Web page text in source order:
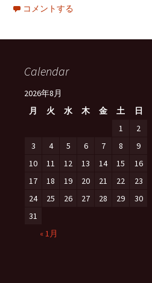
コメントする
Calendar
2026年8月
月
火 水 木 金 土
日
1
2
3
4 5 6 7 8
9
10
11 12 13 14 15
16
17
18 19 20 21 22
23
24
25 26 27 28 29
30
31
« 1月